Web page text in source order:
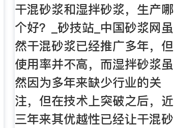
干混砂浆和湿拌砂浆，生产哪
个好？_砂技站_中国砂浆网虽
然干混砂浆已经推广多年，但
使用率并不高，而湿拌砂浆虽
然因为多年来缺少行业的关
注，但在技术上突破之后，近
三年来其优越性已经让干混砂